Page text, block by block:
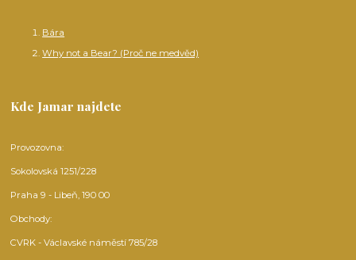
Bára
Why not a Bear? (Proč ne medvěd)
Kde Jamar najdete
Provozovna:
Sokolovská 1251/228
Praha 9 - Libeň, 190 00
Obchody:
CVRK - Václavské náměstí 785/28